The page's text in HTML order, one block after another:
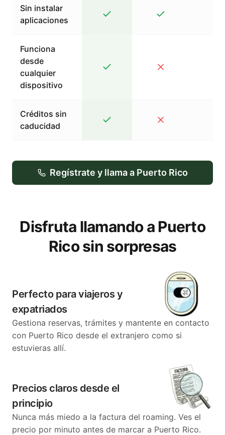
Sin instalar
aplicaciones
Funciona
desde
cualquier
dispositivo
Créditos sin
caducidad
Regístrate y llama a Puerto Rico
Disfruta llamando a Puerto
Rico sin sorpresas
Perfecto para viajeros y
expatriados
Gestiona reservas, trámites y mantente en contacto
con Puerto Rico desde el extranjero como si
estuvieras allí.
Precios claros desde el
principio
Nunca más miedo a la factura del roaming. Ves el
precio por minuto antes de marcar a Puerto Rico.